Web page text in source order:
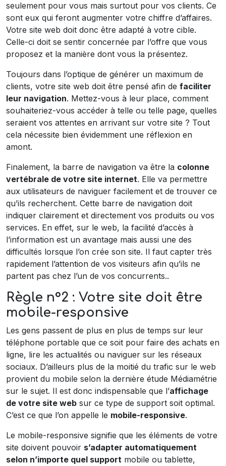
seulement pour vous mais surtout pour vos clients. Ce
sont eux qui feront augmenter votre chiffre d’affaires.
Votre site web doit donc être adapté à votre cible.
Celle-ci doit se sentir concernée par l’offre que vous
proposez et la manière dont vous la présentez.
Toujours dans l’optique de générer un maximum de
clients, votre site web doit être pensé afin de faciliter
leur navigation. Mettez-vous à leur place, comment
souhaiteriez-vous accéder à telle ou telle page, quelles
seraient vos attentes en arrivant sur votre site ? Tout
cela nécessite bien évidemment une réflexion en
amont.
Finalement, la barre de navigation va être la colonne
vertébrale de votre site internet. Elle va permettre
aux utilisateurs de naviguer facilement et de trouver ce
qu’ils recherchent. Cette barre de navigation doit
indiquer clairement et directement vos produits ou vos
services. En effet, sur le web, la facilité d’accès à
l’information est un avantage mais aussi une des
difficultés lorsque l’on crée son site. Il faut capter très
rapidement l’attention de vos visiteurs afin qu’ils ne
partent pas chez l’un de vos concurrents..
Règle n°2 : Votre site doit être
mobile-responsive
Les gens passent de plus en plus de temps sur leur
téléphone portable que ce soit pour faire des achats en
ligne, lire les actualités ou naviguer sur les réseaux
sociaux. D’ailleurs plus de la moitié du trafic sur le web
provient du mobile selon la dernière étude Médiamétrie
sur le sujet. Il est donc indispensable que l’affichage
de votre site web sur ce type de support soit optimal.
C’est ce que l’on appelle le mobile-responsive.
Le mobile-responsive signifie que les éléments de votre
site doivent pouvoir s’adapter automatiquement
selon n’importe quel support mobile ou tablette,